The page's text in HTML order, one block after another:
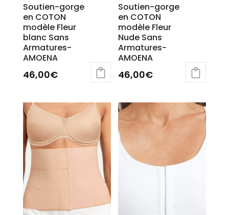
Soutien-gorge
en COTON
modèle Fleur
blanc Sans
Armatures-
AMOENA
46,00€
a
plusieurs
variations.
Les
options
peuvent
être
choisies
sur
la
Soutien-gorge
en COTON
modèle Fleur
Nude Sans
Armatures-
AMOENA
46,00€
a
plusieurs
variations.
Les
options
peuvent